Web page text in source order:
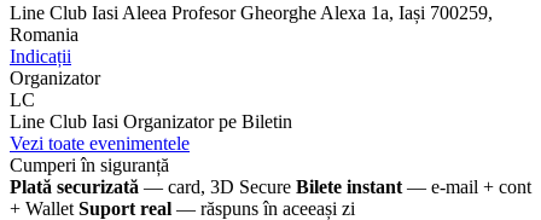
Line Club Iasi Aleea Profesor Gheorghe Alexa 1a, Iași 700259,
Romania
Indicații
Organizator
LC
Line Club Iasi Organizator pe Biletin
Vezi toate evenimentele
Cumperi în siguranță
Plată securizată — card, 3D Secure Bilete instant — e-mail + cont
+ Wallet Suport real — răspuns în aceeași zi